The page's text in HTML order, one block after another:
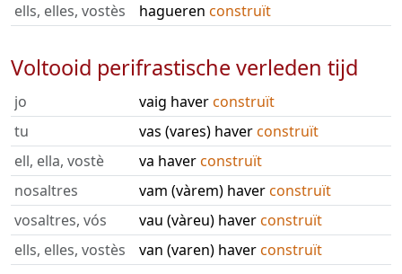
ells, elles, vostès
hagueren construït
Voltooid perifrastische verleden tijd
jo vaig haverconstruït
tu
vas (vares) haverconstruït
ell, ella, vostè
va haverconstruït
nosaltres
vam (vàrem) haverconstruït
vosaltres, vós
vau (vàreu) haverconstruït
ells, elles, vostès
van (varen) haverconstruït